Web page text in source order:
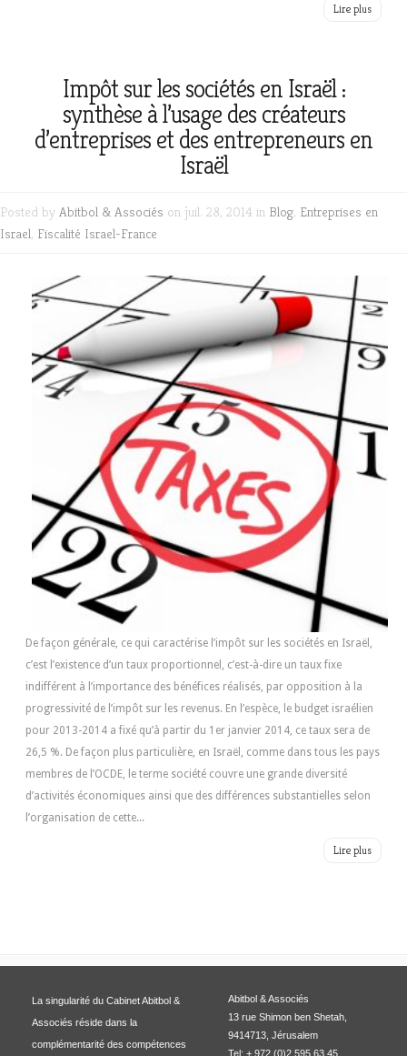
Lire plus
Impôt sur les sociétés en Israël :
synthèse à l’usage des créateurs
d’entreprises et des entrepreneurs en
Israël
Posted by Abitbol & Associés on juil. 28, 2014 in Blog, Entreprises en
Israel, Fiscalité Israel-France
De façon générale, ce qui caractérise l’impôt sur les sociétés en Israël,
c’est l’existence d’un taux proportionnel, c’est-à-dire un taux fixe
indifférent à l’importance des bénéfices réalisés, par opposition à la
progressivité de l’impôt sur les revenus. En l’espèce, le budget israélien
pour 2013-2014 a fixé qu’à partir du 1er janvier 2014, ce taux sera de
26,5 %. De façon plus particulière, en Israël, comme dans tous les pays
membres de l’OCDE, le terme société couvre une grande diversité
d’activités économiques ainsi que des différences substantielles selon
l’organisation de cette...
Lire plus
La singularité du Cabinet Abitbol &
Associés réside dans la
complémentarité des compétences
Abitbol & Associés
13 rue Shimon ben Shetah,
9414713, Jérusalem
Tel: + 972 (0)2 595 63 45